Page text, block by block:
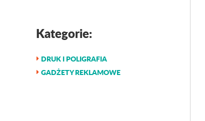
Kategorie:
DRUK I POLIGRAFIA
GADŻETY REKLAMOWE